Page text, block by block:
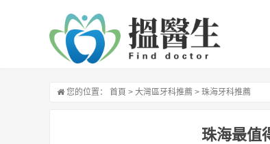
您的位置： 首頁 > 大灣區牙科推薦 > 珠海牙科推薦
珠海最值